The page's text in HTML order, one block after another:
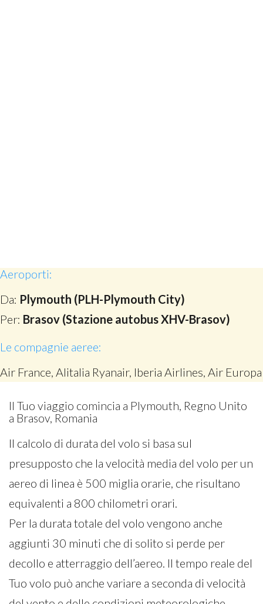
Aeroporti:
Da: Plymouth (PLH-Plymouth City)
Per: Brasov (Stazione autobus XHV-Brasov)
Le compagnie aeree:
Air France, Alitalia Ryanair, Iberia Airlines, Air Europa
Il Tuo viaggio comincia a Plymouth, Regno Unito
a Brasov, Romania
Il calcolo di durata del volo si basa sul
presupposto che la velocità media del volo per un
aereo di linea è 500 miglia orarie, che risultano
equivalenti a 800 chilometri orari.
Per la durata totale del volo vengono anche
aggiunti 30 minuti che di solito si perde per
decollo e atterraggio dell’aereo. Il tempo reale del
Tuo volo può anche variare a seconda di velocità